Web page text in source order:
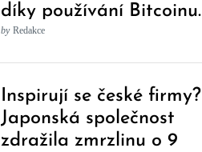
díky používání Bitcoinu.
Takovou reakci od
by Redakce
Inspirují se české firmy?
Japonská společnost
zdražila zmrzlinu o 9